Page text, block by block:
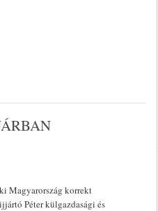
Magyarország korrekt
Péter külgazdasági és